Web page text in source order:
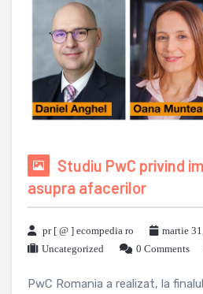
Studiu PwC privind
asupra afacerilor
pr [ @ ] ecompedia ro
martie
Uncategorized
0 Comments
PwC Romania a realizat, la